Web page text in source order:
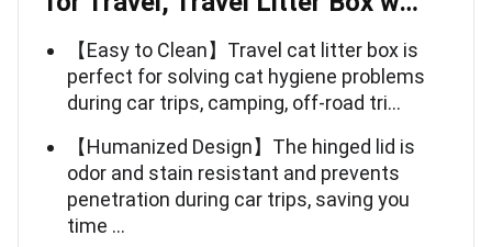
【Easy to Clean】Travel cat litter box is
perfect for solving cat hygiene problems
during car trips, camping, off-road tri…
【Humanized Design】The hinged lid is
odor and stain resistant and prevents
penetration during car trips, saving you
time …